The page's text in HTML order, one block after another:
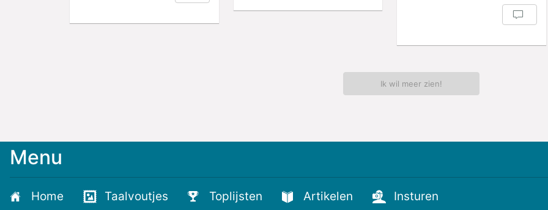
Ik wil meer zien!
Menu
Home Taalvoutjes Toplijsten Artikelen Insturen